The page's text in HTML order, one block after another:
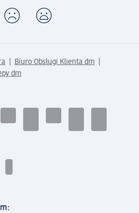
Biuro Obsługi Klienta dm
dm